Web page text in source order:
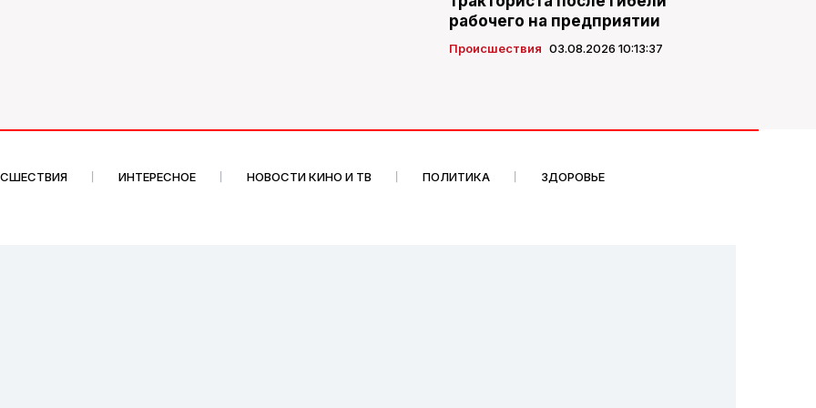
рабочего на предприятии
Происшествия 03.08.2026 10:13:37
ИНТЕРЕСНОЕ НОВОСТИ КИНО И ТВ ПОЛИТИКА ЗДОРОВЬЕ